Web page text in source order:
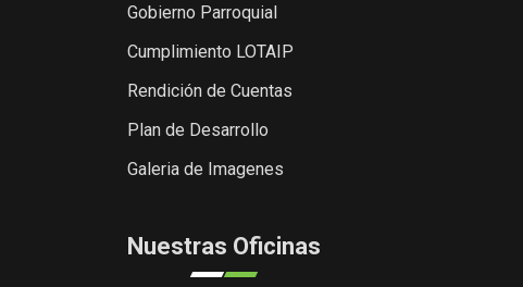
Gobierno Parroquial
Cumplimiento LOTAIP
Rendición de Cuentas
Plan de Desarrollo
Galeria de Imagenes
Nuestras Oficinas